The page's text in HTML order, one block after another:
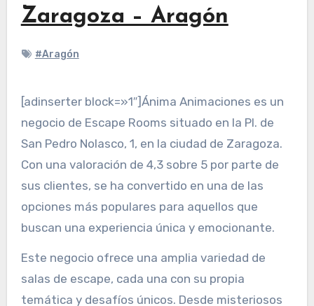
Zaragoza – Aragón
#Aragón
[adinserter block=»1″]Ánima Animaciones es un
negocio de Escape Rooms situado en la Pl. de
San Pedro Nolasco, 1, en la ciudad de Zaragoza.
Con una valoración de 4,3 sobre 5 por parte de
sus clientes, se ha convertido en una de las
opciones más populares para aquellos que
buscan una experiencia única y emocionante.
Este negocio ofrece una amplia variedad de
salas de escape, cada una con su propia
temática y desafíos únicos. Desde misteriosos